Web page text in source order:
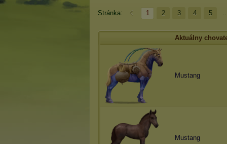
Stránka: 1 2 3 4 5
Aktuálny
Mustang
Mustang